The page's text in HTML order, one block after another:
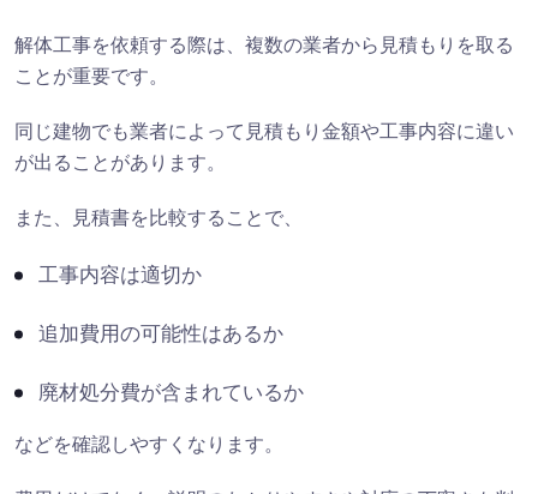
解体工事を依頼する際は、複数の業者から見積もりを取る
ことが重要です。
同じ建物でも業者によって見積もり金額や工事内容に違い
が出ることがあります。
また、見積書を比較することで、
工事内容は適切か
追加費用の可能性はあるか
廃材処分費が含まれているか
などを確認しやすくなります。